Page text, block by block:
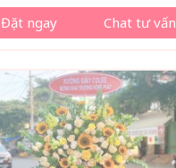
Đặt ngay
Chat tư vấn